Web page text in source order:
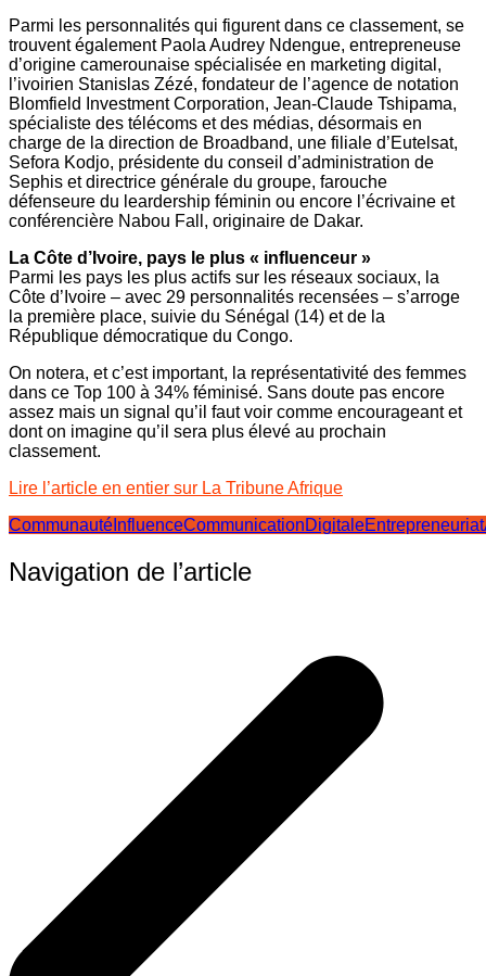
Parmi les personnalités qui figurent dans ce classement, se
trouvent également Paola Audrey Ndengue, entrepreneuse
d’origine camerounaise spécialisée en marketing digital,
l’ivoirien Stanislas Zézé, fondateur de l’agence de notation
Blomfield Investment Corporation, Jean-Claude Tshipama,
spécialiste des télécoms et des médias, désormais en
charge de la direction de Broadband, une filiale d’Eutelsat,
Sefora Kodjo, présidente du conseil d’administration de
Sephis et directrice générale du groupe, farouche
défenseure du leardership féminin ou encore l’écrivaine et
conférencière Nabou Fall, originaire de Dakar.
La Côte d’Ivoire, pays le plus « influenceur »
Parmi les pays les plus actifs sur les réseaux sociaux, la
Côte d’Ivoire – avec 29 personnalités recensées – s’arroge
la première place, suivie du Sénégal (14) et de la
République démocratique du Congo.
On notera, et c’est important, la représentativité des femmes
dans ce Top 100 à 34% féminisé. Sans doute pas encore
assez mais un signal qu’il faut voir comme encourageant et
dont on imagine qu’il sera plus élevé au prochain
classement.
Lire l’article en entier sur La Tribune Afrique
CommunautéInfluenceCommunicationDigitale
Navigation de l’article